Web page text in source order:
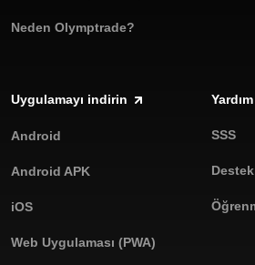
Neden Olymptrade?
Uygulamayı indirin
Android
Android APK
iOS
Web Uygulaması (PWA)
Yardım
SSS
Destek